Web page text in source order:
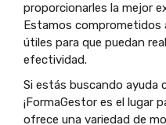
proporcionarles la mejor
Estamos comprometidos
útiles para que puedan
efectividad.
Si estás buscando ayuda
¡FormaGestor es el lugar
ofrece una variedad de